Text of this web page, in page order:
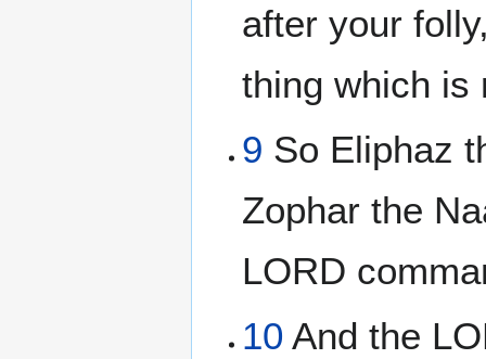
after your
thing which is
9 So Eliphaz
Zophar the
LORD
10 And the